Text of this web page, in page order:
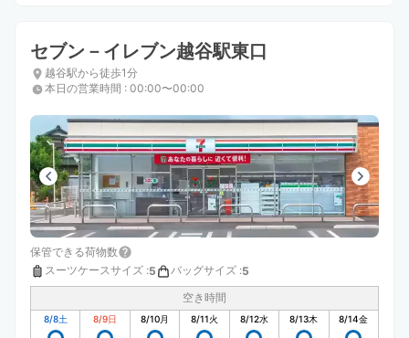
セブン－イレブン越谷駅東口
越谷駅から徒歩1分
本日の営業時間 : 00:00〜00:00
保管できる荷物数
スーツケースサイズ :5 バッグサイズ :5
空き時間
8/8土 8/9日 8/10月 8/11火 8/12水 8/13木 8/14金